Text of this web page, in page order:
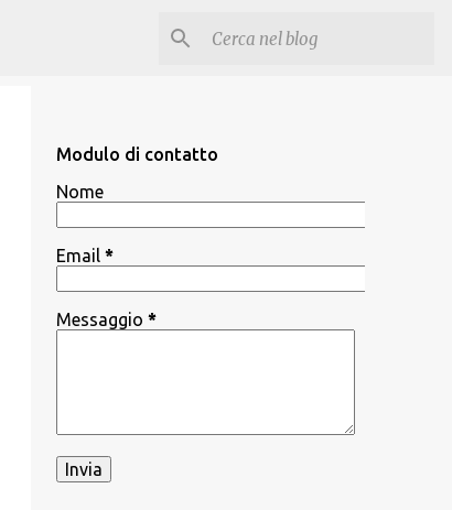
Modulo di contatto
Nome
Email *
Messaggio *